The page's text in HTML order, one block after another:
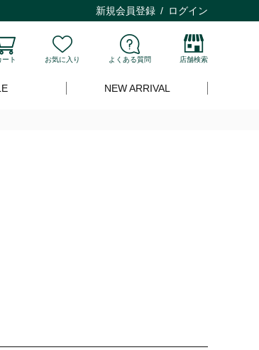
新規会員登録 ログイン
ート お気に入り よくある質問 店舗検索
NEW ARRIVAL